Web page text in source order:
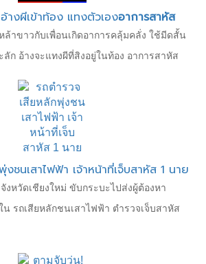
างผีเข้าท้อง แทงตัวเองอาการสาหัส
ล้าขาวกับเพื่อนเกิดอาการคลุ้มคลั่ง ใช้มีดสั้น
ลัก อ้างจะแทงผีที่สิงอยู่ในท้อง อาการสาหัส
ชนเสาไฟฟ้า เจ้าหน้าที่เจ็บสาหัส 1 นาย
งหวัดเชียงใหม่ ขับกระบะไปส่งผู้ต้องหา
น รถเสียหลักชนเสาไฟฟ้า ตำรวจเจ็บสาหัส